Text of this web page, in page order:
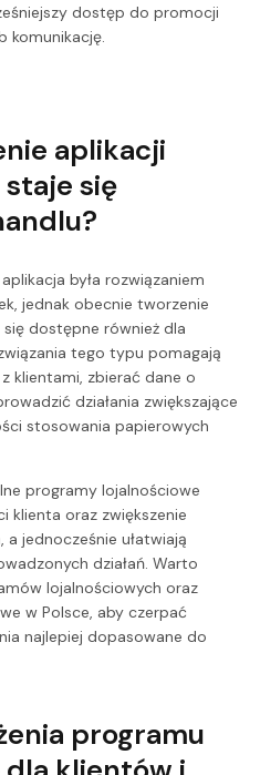
dostęp do promocji
komunikację.
aplikacji
się
była rozwiązaniem
jednak obecnie tworzenie
dostępne również dla
tego typu pomagają
klientami, zbierać dane o
działania zwiększające
stosowania papierowych
programy lojalnościowe
klienta oraz zwiększenie
jednocześnie ułatwiają
działań. Warto
lojalnościowych oraz
w Polsce, aby czerpać
najlepiej dopasowane do
programu